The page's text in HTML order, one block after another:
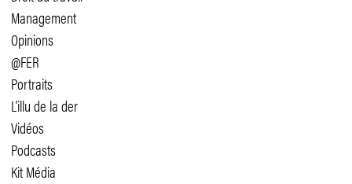
Management
Opinions
@FER
Portraits
L'illu de la der
Vidéos
Podcasts
Kit Média